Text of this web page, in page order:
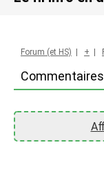
Commentaires
Forum (et HS) | + |